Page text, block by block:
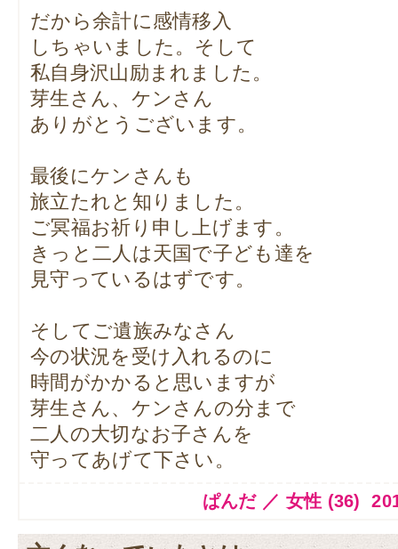
だから余計に感情移入
しちゃいました。そして
私自身沢山励まれました。
芽生さん、ケンさん
ありがとうございます。
最後にケンさんも
旅立たれと知りました。
ご冥福お祈り申し上げます。
きっと二人は天国で子ども達を
見守っているはずです。
そしてご遺族みなさん
今の状況を受け入れるのに
時間がかかると思いますが
芽生さん、ケンさんの分まで
二人の大切なお子さんを
守ってあげて下さい。
ぱんだ ／ 女性 (36)